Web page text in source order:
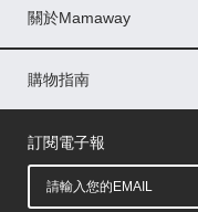
印尼
菲律賓
馬來西亞
關於Mamaway
門市據點
最新消息
品牌故事
人力招募
媒體花絮
隱私權聲明
CSR企業社會責任
購物指南
購物常見問題
退換貨問題
儲值金使用條款
購買儲值金
發票問題
會員權益
線上留言
吸乳器-免費體驗
訂閱電子報